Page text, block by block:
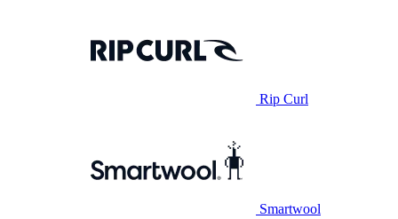
Rip Curl
Smartwool